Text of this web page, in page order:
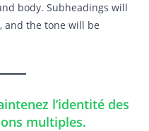
body. Subheadings will
and the tone will be
l’identité des
multiples.